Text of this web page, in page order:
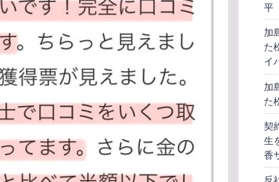
平
加
た
イ
加
た
契
生
香